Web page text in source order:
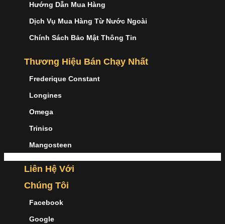
Hướng Dẫn Mua Hàng
Dịch Vụ Mua Hàng Từ Nước Ngoài
Chính Sách Bảo Mật Thông Tin
Thương Hiệu Bán Chạy Nhất
Frederique Constant
Longines
Omega
Triniso
Mangosteen
Liên Hệ Với
Chúng Tôi
Facebook
Google